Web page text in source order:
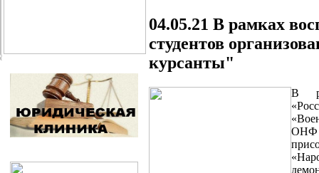
04.05.21 В рамках
студентов
курсанты"
В
ОНФ